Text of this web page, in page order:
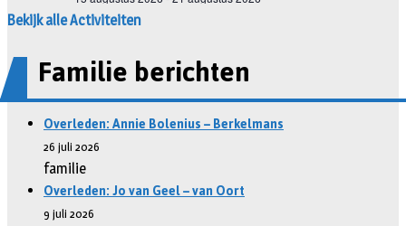
Bekijk alle Activiteiten
Familie berichten
Overleden: Annie Bolenius – Berkelmans
26 juli 2026
familie
Overleden: Jo van Geel – van Oort
9 juli 2026